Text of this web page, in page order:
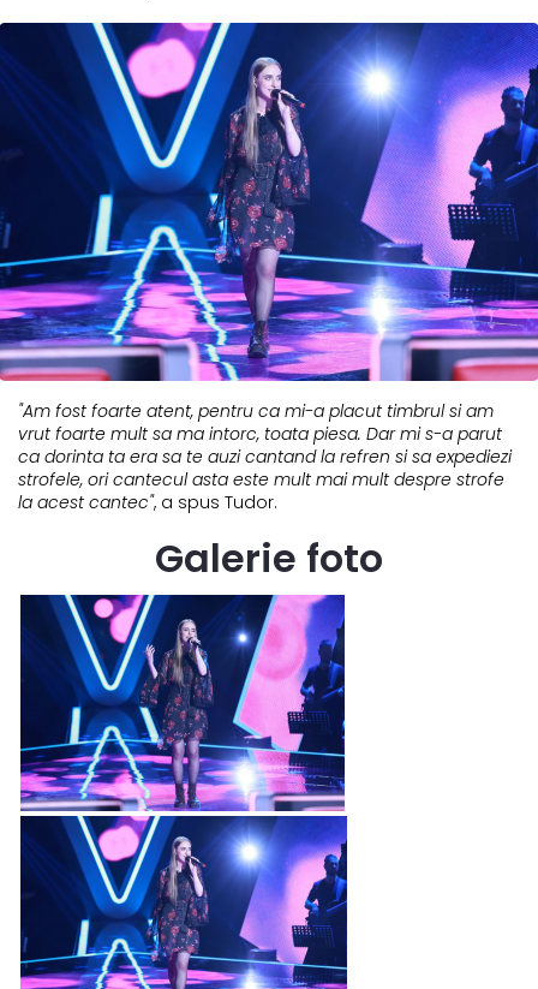
"Am fost foarte atent, pentru ca mi-a placut timbrul si am
vrut foarte mult sa ma intorc, toata piesa. Dar mi s-a parut
ca dorinta ta era sa te auzi cantand la refren si sa expediezi
strofele, ori cantecul asta este mult mai mult despre strofe
la acest cantec", a spus Tudor.
Galerie foto